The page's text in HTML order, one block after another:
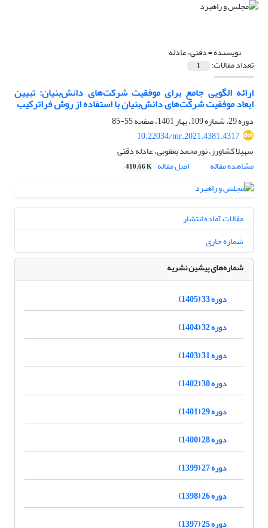
نویسنده =دقتی، عادله
تعداد مقالات: 1
ارائه الگویی جامع برای موفقیت شرکت‌های دانش‌بنیان: تبیین
ابعاد موفقیت شرکت‌های دانش‌بنیان با استفاده از روش فراترکیب
دوره 29، شماره 109، بهار 1401، صفحه
55-85
10.22034/mr.2021.4381.4317
سهیلا کشاورز، نورمحمد یعقوبی، عادله دقتی
مشاهده مقاله
اصل مقاله 410.66 K
مقالات آماده انتشار
شماره جاری
شماره‌های پیشین نشریه
دوره 33 (1405)
دوره 32 (1404)
دوره 31 (1403)
دوره 30 (1402)
دوره 29 (1401)
دوره 28 (1400)
دوره 27 (1399)
دوره 26 (1398)
دوره 25 (1397)